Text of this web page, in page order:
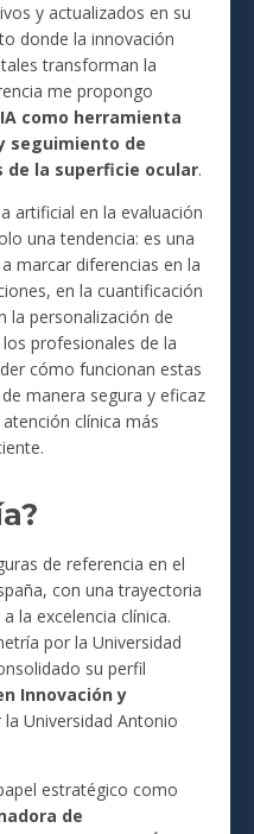
y actualizados en su
donde la innovación
transforman la
me propongo
como herramienta
seguimiento de
la superficie ocular.
artificial en la evaluación
una tendencia: es una
marcar diferencias en la
en la cuantificación
la personalización de
profesionales de la
cómo funcionan estas
manera segura y eficaz
clínica más
de referencia en el
con una trayectoria
la excelencia clínica.
por la Universidad
su perfil
Innovación y
la Universidad Antonio
estratégico como
de